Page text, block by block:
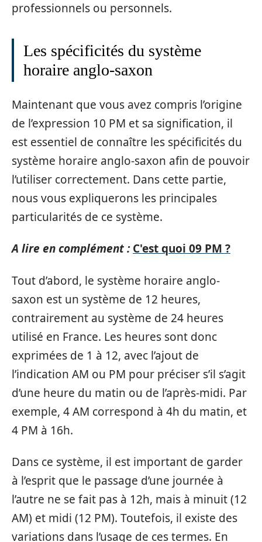
professionnels ou personnels.
Les spécificités du système
horaire anglo-saxon
Maintenant que vous avez compris l’origine
de l’expression 10 PM et sa signification, il
est essentiel de connaître les spécificités du
système horaire anglo-saxon afin de pouvoir
l’utiliser correctement. Dans cette partie,
nous vous expliquerons les principales
particularités de ce système.
A lire en complément : C'est quoi 09 PM ?
Tout d’abord, le système horaire anglo-
saxon est un système de 12 heures,
contrairement au système de 24 heures
utilisé en France. Les heures sont donc
exprimées de 1 à 12, avec l’ajout de
l’indication AM ou PM pour préciser s’il s’agit
d’une heure du matin ou de l’après-midi. Par
exemple, 4 AM correspond à 4h du matin, et
4 PM à 16h.
Dans ce système, il est important de garder
à l’esprit que le passage d’une journée à
l’autre ne se fait pas à 12h, mais à minuit (12
AM) et midi (12 PM). Toutefois, il existe des
variations dans l’usage de ces termes. En